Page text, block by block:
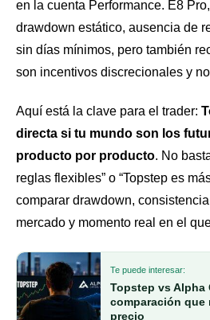
en la cuenta Performance. E8
drawdown estático, ausencia de
sin días mínimos, pero también
son incentivos discrecionales y
Aquí está la clave para el trader:
directa si tu mundo son los
producto por producto. No
reglas flexibles” o “Topstep es
comparar drawdown,
mercado y momento real en el
Te puede interesar:
Topstep vs Alpha
comparación que
precio